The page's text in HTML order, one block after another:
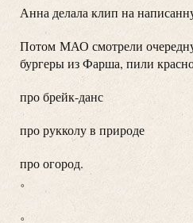
Анна делала клип на
Потом МАО смотрели
бургеры из Фарша, пили
про брейк-данс
про рукколу в природе
про огород.
。
。